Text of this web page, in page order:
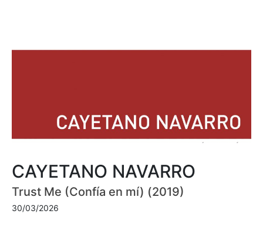
CAYETANO NAVARRO
Trust Me (Confía en mí) (2019)
30/03/2026